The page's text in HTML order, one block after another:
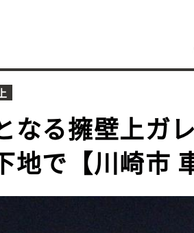
なる擁壁上ガ
で【川崎市